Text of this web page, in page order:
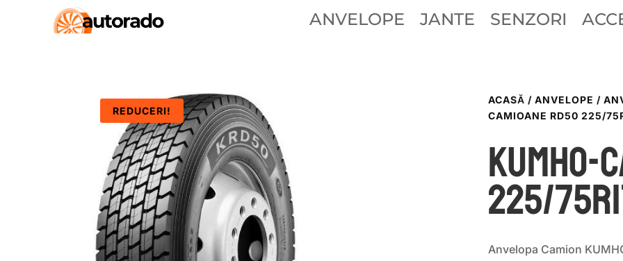
ANVELOPE JANTE SENZORI
REDUCERI!
ACASĂ / ANVELOPE /
CAMIOANE RD50 225/
KUMHO-
225/
Anvelopa Camion